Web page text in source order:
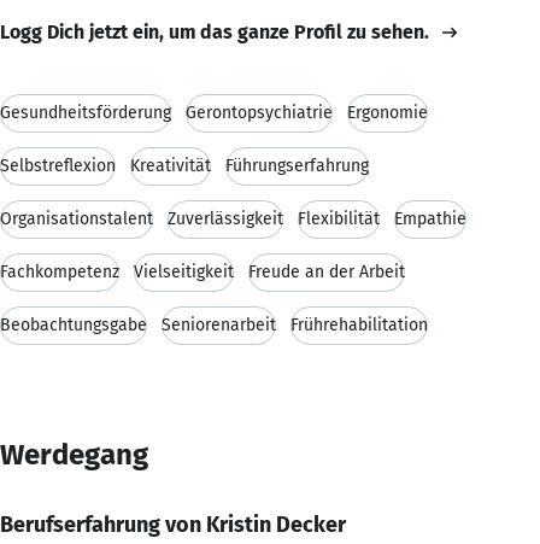
Logg Dich jetzt ein, um das ganze Profil zu sehen.
Gesundheitsförderung Gerontopsychiatrie Ergonomie
Selbstreflexion Kreativität Führungserfahrung
Organisationstalent Zuverlässigkeit Flexibilität Empathie
Fachkompetenz Vielseitigkeit Freude an der Arbeit
Beobachtungsgabe Seniorenarbeit Frührehabilitation
Werdegang
Berufserfahrung von Kristin Decker